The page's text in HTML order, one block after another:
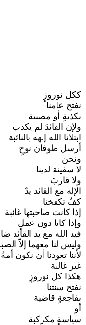
ككل نوروزٍ
نفتح عامنا
بكذبةٍ أو مصيبة
ولإن القائدَ لم يكذب
ابتلانا الله إلهه بالنائبة
أرسل طوفان نوحٍ
ونحن
لا سفينة لدينا
ولا قاربَ
الإله مع القائد يدٌ
كفٌ تكفخنا
إذا كانت صاحبتها غائبة
وإذا كانا دون عملٍ
فيد الله مع يد القائد
وليس لنا معهما إلاّ
لأننا تعودنا أن نكون أمةً
غير غالبة
هكذا كل نوروزٍ
نفتح سنتنا
بفاجعةٍ قاضية
أو
سياسةٍ مكركبة